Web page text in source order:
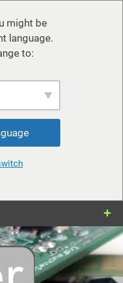
might be
language.
to: